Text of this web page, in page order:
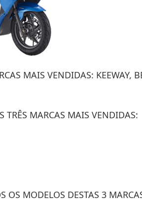
MAIS VENDIDAS: KEEWAY,
TRÊS MARCAS MAIS VENDIDAS:
OS MODELOS DESTAS 3